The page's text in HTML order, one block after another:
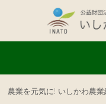
農業を元気に! いしかわ農